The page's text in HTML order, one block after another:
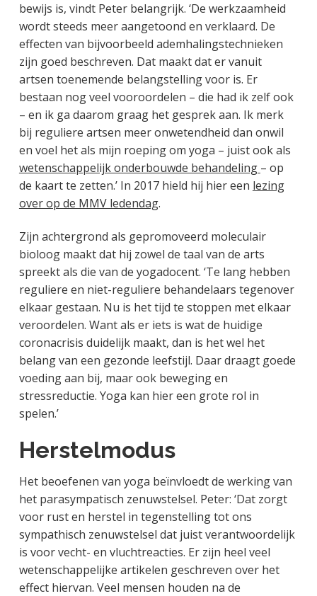
bewijs is, vindt Peter belangrijk. ‘De werkzaamheid
wordt steeds meer aangetoond en verklaard. De
effecten van bijvoorbeeld ademhalingstechnieken
zijn goed beschreven. Dat maakt dat er vanuit
artsen toenemende belangstelling voor is. Er
bestaan nog veel vooroordelen – die had ik zelf ook
– en ik ga daarom graag het gesprek aan. Ik merk
bij reguliere artsen meer onwetendheid dan onwil
en voel het als mijn roeping om yoga – juist ook als
wetenschappelijk onderbouwde behandeling – op
de kaart te zetten.’ In 2017 hield hij hier een lezing
over op de MMV ledendag.
Zijn achtergrond als gepromoveerd moleculair
bioloog maakt dat hij zowel de taal van de arts
spreekt als die van de yogadocent. ‘Te lang hebben
reguliere en niet-reguliere behandelaars tegenover
elkaar gestaan. Nu is het tijd te stoppen met elkaar
veroordelen. Want als er iets is wat de huidige
coronacrisis duidelijk maakt, dan is het wel het
belang van een gezonde leefstijl. Daar draagt goede
voeding aan bij, maar ook beweging en
stressreductie. Yoga kan hier een grote rol in
spelen.’
Herstelmodus
Het beoefenen van yoga beïnvloedt de werking van
het parasympatisch zenuwstelsel. Peter: ‘Dat zorgt
voor rust en herstel in tegenstelling tot ons
sympathisch zenuwstelsel dat juist verantwoordelijk
is voor vecht- en vluchtreacties. Er zijn heel veel
wetenschappelijke artikelen geschreven over het
effect hiervan. Veel mensen houden na de